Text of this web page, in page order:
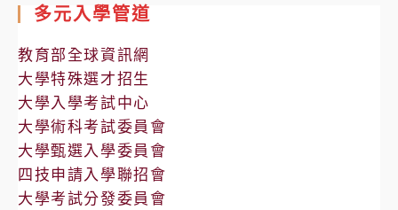
多元入學管道
教育部全球資訊網
大學特殊選才招生
大學入學考試中心
大學術科考試委員會
大學甄選入學委員會
四技申請入學聯招會
大學考試分發委員會